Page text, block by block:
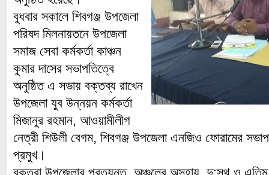
বুধবার সকালে শিবগঞ্জ উপজেলা
পরিষদ মিলনায়তনে উপজেলা
সমাজ সেবা কর্মকর্তা কাঞ্চন
কুমার দাসের সভাপতিত্বে
অনুষ্ঠিত এ সভায় বক্তব্য রাখেন
উপজেলা যুব উন্নয়ন কর্মকর্তা
মিজানুর রহমান, আওয়ামীলীগ
নেত্রী শিউলী বেগম, শিবগঞ্জ উপজেলা এনজিও ফোরামের
প্রমুখ।